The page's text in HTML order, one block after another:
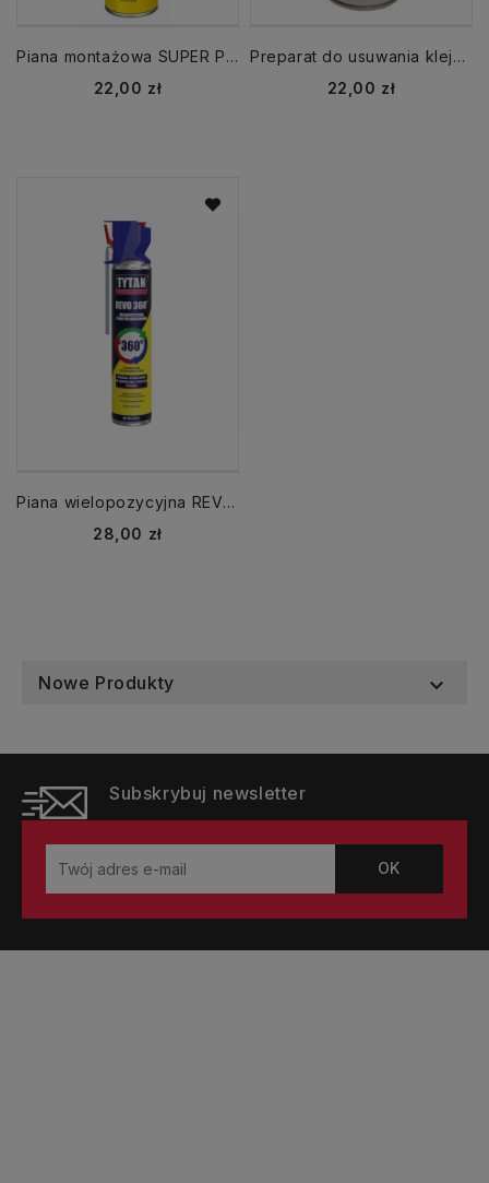
Piana montażowa SUPER PLUS 750 ml
Cena
22,00 zł
Preparat do usuwania kleju etykiet i markerów NT1013 400 ml
Cena
22,00 zł
Piana wielopozycyjna REVO 360° 780 ml TYTAN PROFESSIONAL
Cena
28,00 zł
Nowe Produkty 
Subskrybuj newsletter